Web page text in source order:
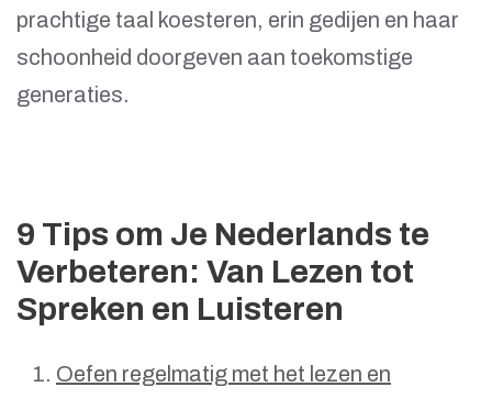
prachtige taal koesteren, erin gedijen en haar
schoonheid doorgeven aan toekomstige
generaties.
9 Tips om Je Nederlands te
Verbeteren: Van Lezen tot
Spreken en Luisteren
Oefen regelmatig met het lezen en